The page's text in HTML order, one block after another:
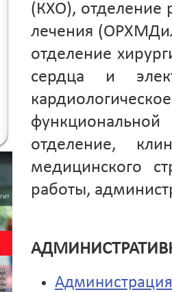
(КХО), отделение
лечения
отделение
сердца и
отделение,
медицинского
работы,
Администрация